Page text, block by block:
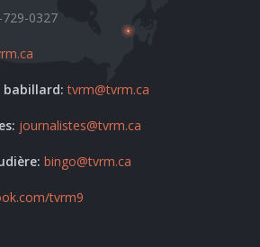
0327
babillard: tvrm@tvrm.ca
journalistes@tvrm.ca
bingo@tvrm.ca
tvrm9